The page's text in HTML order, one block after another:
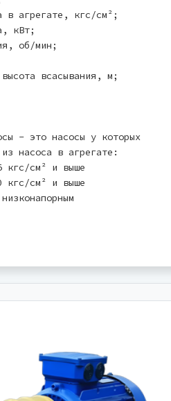
в агрегате, кгс/см²;
кВт;
об/мин;
всасывания, м;
- это насосы у которых
насоса в агрегате:
см² и выше
см² и выше